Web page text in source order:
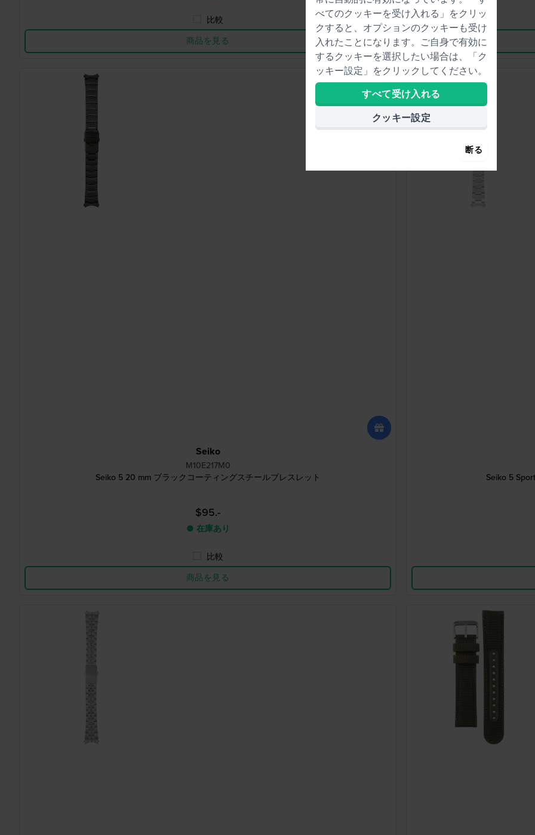
比較
商品を見る
Seiko
M10E217M0
Seiko 5 20 mm ブラックコーティングスチールブレスレット
$95.-
● 在庫あり
比較
商品を見る
Seiko 5
べてのクッキーを受け入れる」をクリッ
クすると、オプションのクッキーも受け
入れたことになります。ご自身で有効に
するクッキーを選択したい場合は、「ク
ッキー設定」をクリックしてください。
すべて受け入れる
クッキー設定
断る